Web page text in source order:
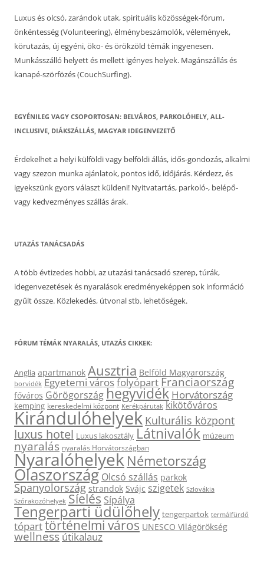
Luxus és olcsó, zarándok utak, spirituális közösségek-fórum,
önkéntesség (Volunteering), élménybeszámolók, vélemények,
körutazás, új egyéni, öko- és örökzöld témák ingyenesen.
Munkásszálló helyett és mellett igényes helyek. Magánszállás és
kanapé-szörfözés (CouchSurfing).
EGYÉNILEG VAGY CSOPORTOSAN: BELVÁROS, PARKOLÓHELY, ALL-
INCLUSIVE, DIÁKSZÁLLÁS, MAGYAR IDEGENVEZETŐ
Érdekelhet a helyi külföldi vagy belföldi állás, idős-gondozás, alkalmi
vagy szezon munka ajánlatok, pontos idő, időjárás. Kérdezz, és
igyekszünk gyors választ küldeni! Nyitvatartás, parkoló-, belépő-
vagy kedvezményes szállás árak.
UTAZÁS TANÁCSADÁS
A több évtizedes hobbi, az utazási tanácsadó szerep, túrák,
idegenvezetések és nyaralások eredményeképpen sok információ
gyűlt össze. Közlekedés, útvonal stb. lehetőségek.
FÓRUM TÉMÁK NYARALÁS, UTAZÁS CIKKEK:
Anglia apartmanok Ausztria Belföld Magyarország
borvidék Egyetemi városfolyópartFranciaország
főváros Görögországhegyvidék Horvátország
kemping kereskedelmi központ Kerékpárutak kikötőváros
Kirándulóhelyek Kulturális központ
luxus hotel Luxus lakosztály Látnivalók múzeum
nyaralás nyaralás Horvátországban
Nyaralóhelyek Németország
Olaszország Olcsó szállás parkok
Spanyolország strandok Svájc szigetek Szlovákia
Szórakozóhelyek Síelés Sípálya
Tengerparti üdülőhely tengerpartok termálfürdő
tóparttörténelmi város UNESCO Világörökség
wellnessútikalauz